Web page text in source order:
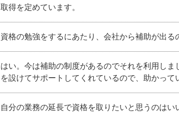
取得を定めています。
資格の勉強をするにあたり、会社から補助が出る
はい。今は補助の制度があるのでそれを利用し
を設けてサポートしてくれているので、助かって
自分の業務の延長で資格を取りたいと思うのは